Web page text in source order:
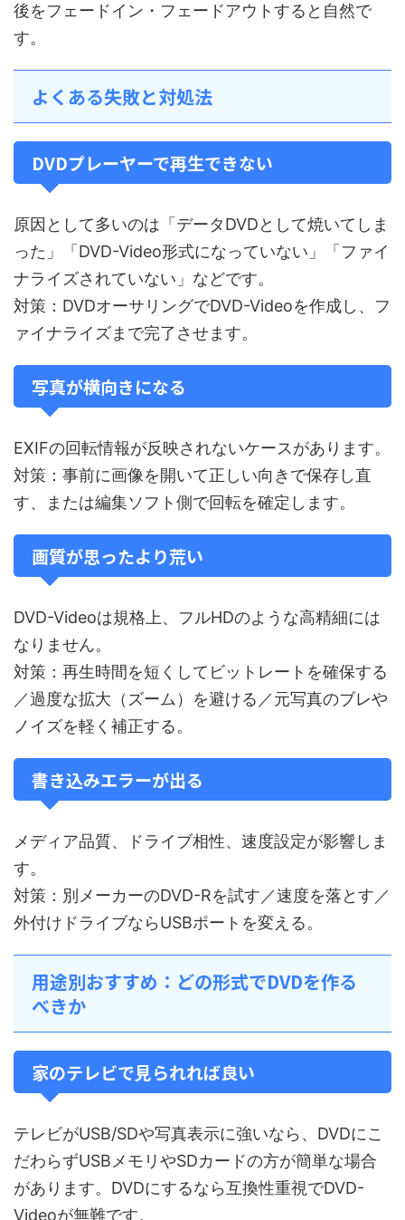
後をフェードイン・フェードアウトすると自然で
す。
よくある失敗と対処法
DVDプレーヤーで再生できない
原因として多いのは「データDVDとして焼いてしま
った」「DVD-Video形式になっていない」「ファイ
ナライズされていない」などです。
対策：DVDオーサリングでDVD-Videoを作成し、フ
ァイナライズまで完了させます。
写真が横向きになる
EXIFの回転情報が反映されないケースがあります。
対策：事前に画像を開いて正しい向きで保存し直
す、または編集ソフト側で回転を確定します。
画質が思ったより荒い
DVD-Videoは規格上、フルHDのような高精細には
なりません。
対策：再生時間を短くしてビットレートを確保する
／過度な拡大（ズーム）を避ける／元写真のブレや
ノイズを軽く補正する。
書き込みエラーが出る
メディア品質、ドライブ相性、速度設定が影響しま
す。
対策：別メーカーのDVD-Rを試す／速度を落とす／
外付けドライブならUSBポートを変える。
用途別おすすめ：どの形式でDVDを作る
べきか
家のテレビで見られれば良い
テレビがUSB/SDや写真表示に強いなら、DVDにこ
だわらずUSBメモリやSDカードの方が簡単な場合
があります。DVDにするなら互換性重視でDVD-
Videoが無難です。